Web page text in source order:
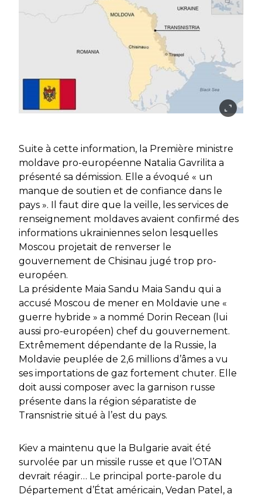
Suite à cette information, la Première ministre
moldave pro-européenne Natalia Gavrilita a
présenté sa démission. Elle a évoqué « un
manque de soutien et de confiance dans le
pays ». Il faut dire que la veille, les services de
renseignement moldaves avaient confirmé des
informations ukrainiennes selon lesquelles
Moscou projetait de renverser le
gouvernement de Chisinau jugé trop pro-
européen.
La présidente Maia Sandu Maia Sandu qui a
accusé Moscou de mener en Moldavie une «
guerre hybride » a nommé Dorin Recean (lui
aussi pro-européen) chef du gouvernement.
Extrêmement dépendante de la Russie, la
Moldavie peuplée de 2,6 millions d’âmes a vu
ses importations de gaz fortement chuter. Elle
doit aussi composer avec la garnison russe
présente dans la région séparatiste de
Transnistrie situé à l’est du pays.
Kiev a maintenu que la Bulgarie avait été
survolée par un missile russe et que l’OTAN
devrait réagir… Le principal porte-parole du
Département d’État américain, Vedan Patel, a